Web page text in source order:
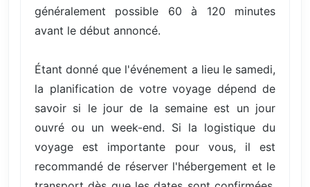
généralement possible 60 à 120 minutes
avant le début annoncé.
Étant donné que l'événement a lieu le samedi,
la planification de votre voyage dépend de
savoir si le jour de la semaine est un jour
ouvré ou un week-end. Si la logistique du
voyage est importante pour vous, il est
recommandé de réserver l'hébergement et le